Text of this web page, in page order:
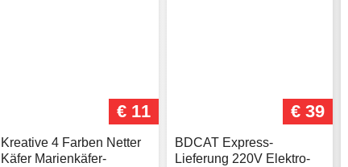
€ 11
Kreative 4 Farben Netter
Käfer Marienkäfer-
€ 39
BDCAT Express-
Lieferung 220V Elektro-